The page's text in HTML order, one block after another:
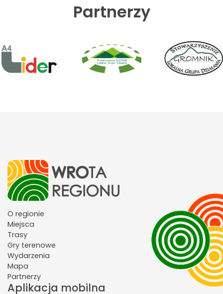
Partnerzy
O regionie
Miejsca
Trasy
Gry terenowe
Wydarzenia
Mapa
Partnerzy
Aplikacja mobilna